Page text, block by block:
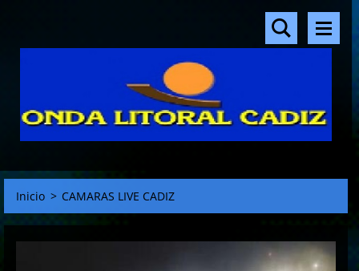
Inicio > CAMARAS LIVE CADIZ